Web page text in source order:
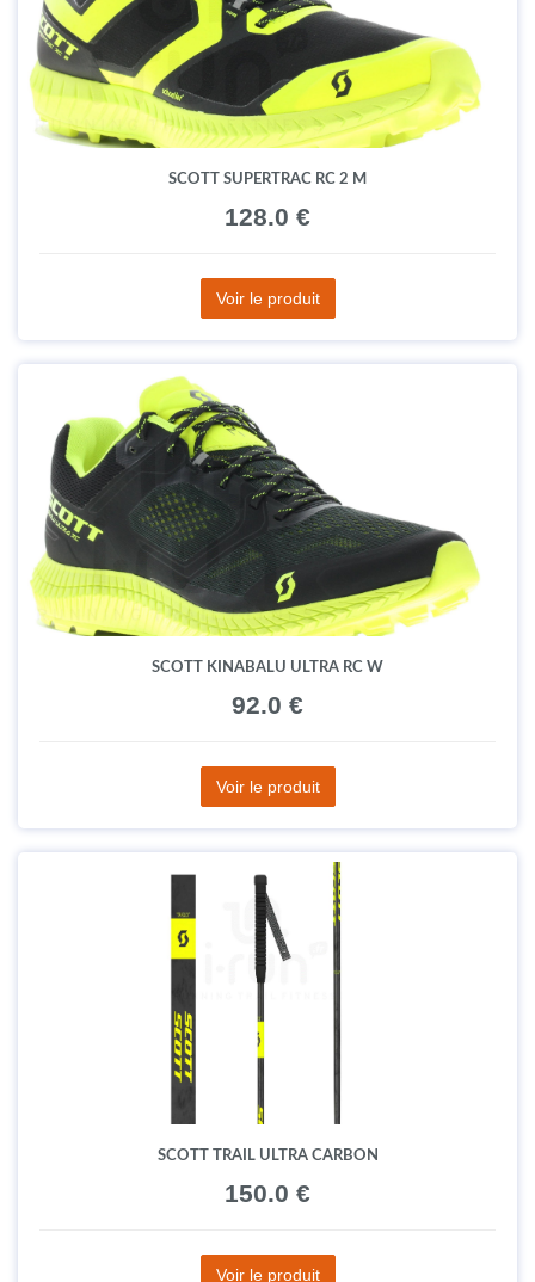
SCOTT SUPERTRAC RC 2 M
128.0 €
Voir le produit
SCOTT KINABALU ULTRA RC W
92.0 €
Voir le produit
SCOTT TRAIL ULTRA CARBON
150.0 €
Voir le produit